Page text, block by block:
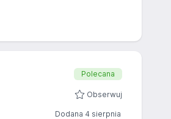
Polecana
Obserwuj
Dodana 4 sierpnia